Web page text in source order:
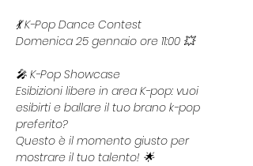
💃 K-Pop Dance Contest
Domenica 25 gennaio ore 11:00 💥
🎤 K-Pop Showcase
Esibizioni libere in area K-pop: vuoi
esibirti e ballare il tuo brano k-pop
preferito?
Questo è il momento giusto per
mostrare il tuo talento! 🌟